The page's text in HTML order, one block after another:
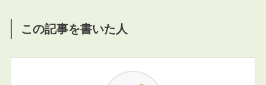
この記事を書いた人